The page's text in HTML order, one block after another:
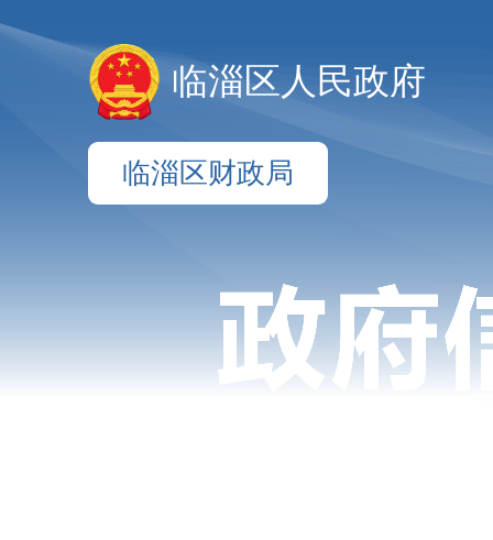
临淄区人民政府
临淄区财政局